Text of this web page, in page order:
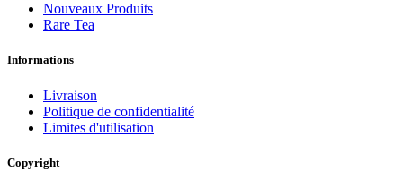
Nouveaux Produits
Rare Tea
Informations
Livraison
Politique de confidentialité
Limites d'utilisation
Copyright